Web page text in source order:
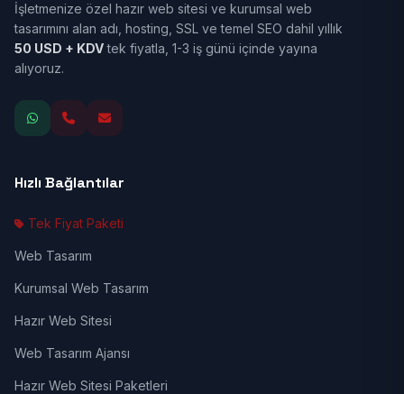
İşletmenize özel hazır web sitesi ve kurumsal web
tasarımını alan adı, hosting, SSL ve temel SEO dahil yıllık
50 USD + KDVtek fiyatla, 1-3 iş günü içinde yayına
alıyoruz.
Hızlı Bağlantılar
Tek Fiyat Paketi
Web Tasarım
Kurumsal Web Tasarım
Hazır Web Sitesi
Web Tasarım Ajansı
Hazır Web Sitesi Paketleri